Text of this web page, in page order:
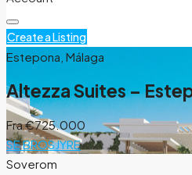
Create a Listing
Estepona, Málaga
Altezza Suites –
Fra€725.000
SE BROSJYRE
Soverom